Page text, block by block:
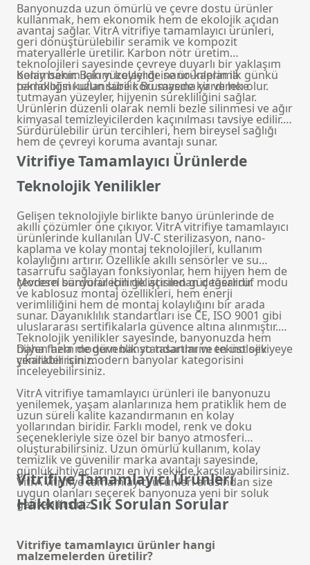
Banyonuzda uzun ömürlü ve çevre dostu ürünler
kullanmak, hem ekonomik hem de ekolojik açıdan
avantaj sağlar. VitrA vitrifiye tamamlayıcı ürünleri,
geri dönüştürülebilir seramik ve kompozit
materyallerle üretilir. Karbon nötr üretim
teknolojileri sayesinde çevreye duyarlı bir yaklaşım
benimsenir. Bakım kolaylığı ise ürünlerin ilk günkü
parlaklığını uzun süre korumasına yardımcı olur.
Kolay bakım için yüzeylerde nano-kaplama
teknolojisi kullanılabilir. Bu sayede kir ve leke
tutmayan yüzeyler, hijyenin sürekliliğini sağlar.
Ürünlerin düzenli olarak nemli bezle silinmesi ve ağır
kimyasal temizleyicilerden kaçınılması tavsiye edilir.
Sürdürülebilir ürün tercihleri, hem bireysel sağlığı
hem de çevreyi koruma avantajı sunar.
Vitrifiye Tamamlayıcı Ürünlerde
Teknolojik Yenilikler
Gelişen teknolojiyle birlikte banyo ürünlerinde de
akıllı çözümler öne çıkıyor. VitrA vitrifiye tamamlayıcı
ürünlerinde kullanılan UV-C sterilizasyon, nano-
kaplama ve kolay montaj teknolojileri, kullanım
kolaylığını artırır. Özellikle akıllı sensörler ve su
tasarrufu sağlayan fonksiyonlar, hem hijyen hem de
çevresel sürdürülebilirlik açısından değerlidir.
Modern banyolar için geliştirilen güç tasarruf modu
ve kablosuz montaj özellikleri, hem enerji
verimliliğini hem de montaj kolaylığını bir arada
sunar. Dayanıklılık standartları ise CE, ISO 9001 gibi
uluslararası sertifikalarla güvence altına alınmıştır.
Teknolojik yenilikler sayesinde, banyonuzda hem
hijyen hem de güvenlik standartlarını en üst seviyeye
çıkarabilirsiniz.
Daha fazla modern banyo tasarımı ve teknolojik
yenilikler içinmodern banyolar kategorisini
inceleyebilirsiniz.
VitrA vitrifiye tamamlayıcı ürünleri ile banyonuzu
yenilemek, yaşam alanlarınıza hem pratiklik hem de
uzun süreli kalite kazandırmanın en kolay
yollarından biridir. Farklı model, renk ve doku
seçenekleriyle size özel bir banyo atmosferi
oluşturabilirsiniz. Uzun ömürlü kullanım, kolay
temizlik ve güvenilir marka avantajı sayesinde,
günlük ihtiyaçlarınızı en iyi şekilde karşılayabilirsiniz.
VitrA vitrifiye tamamlayıcı ürünleri arasından size
uygun olanları seçerek banyonuza yeni bir soluk
getirebilirsiniz.
Vitrifiye Tamamlayıcı Ürünleri
Hakkında Sık Sorulan Sorular
Vitrifiye tamamlayıcı ürünler hangi
malzemelerden üretilir?